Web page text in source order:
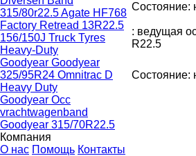
315/80r22.5 Agate HF768
Состояние:
Factory Retread 13R22.5
156/150J Truck Tyres
Heavy-Duty
: ведущая
R22.5
Goodyear Goodyear
325/95R24 Omnitrac D
Heavy Duty
Состояние:
Goodyear Occ
vrachtwagenband
Goodyear 315/70R22.5
Компания
О нас Помощь Контакты